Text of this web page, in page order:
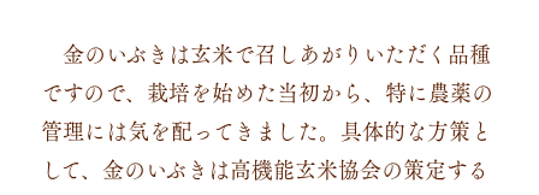
金のいぶきは玄米で召しあがりいただく品種
ですので、栽培を始めた当初から、特に農薬の
管理には気を配ってきました。具体的な方策と
して、金のいぶきは高機能玄米協会の策定する